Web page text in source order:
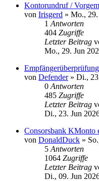
Kontorundruf /
von Irisgerd » Mo., 29.
1 Antworten
404 Zugriffe
Letzter Beitrag
Mo., 29. Jun
von Defender» Di.,
0 Antworten
485 Zugriffe
Letzter Beitrag
Di., 23. Jun
Consorsbank KMonto
von DonaldDuck »
5 Antworten
1064 Zugriffe
Letzter Beitrag
Di., 09. Jun